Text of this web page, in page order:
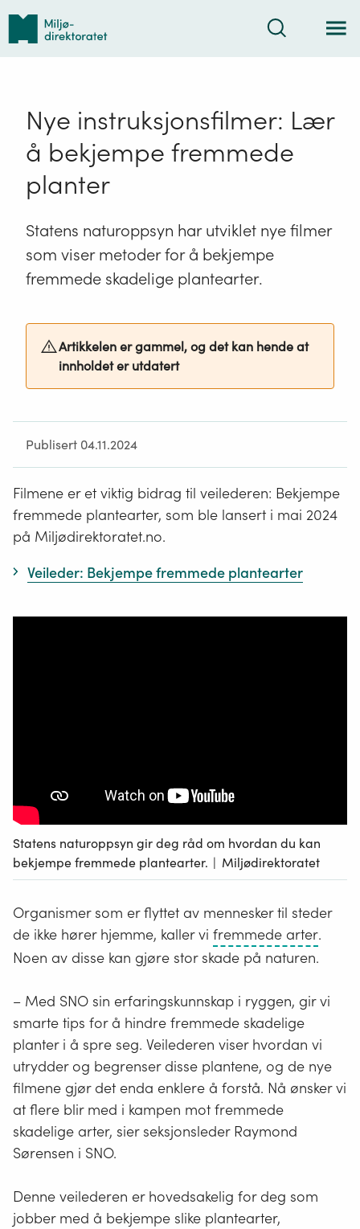
Tilbake
forsiden
Søk
Nye instruksjonsfilmer: Lær
å bekjempe fremmede
planter
Statens naturoppsyn har utviklet nye filmer
som viser metoder for å bekjempe
fremmede skadelige plantearter.
Artikkelen er gammel, og det kan hende at
innholdet er utdatert
Publisert 04.11.2024
Filmene er et viktig bidrag til veilederen: Bekjempe
fremmede plantearter, som ble lansert i mai 2024
på Miljødirektoratet.no.
Veileder: Bekjempe fremmede plantearter
Statens naturoppsyn gir deg råd om hvordan du kan
bekjempe fremmede plantearter. | Miljødirektoratet
Organismer som er flyttet av mennesker til steder
de ikke hører hjemme, kaller vi fremmede arter
arter
med
hjelp
.
Noen av disse kan gjøre stor skade på naturen.
– Med SNO sin erfaringskunnskap i ryggen, gir vi
smarte tips for å hindre fremmede skadelige
planter i å spre seg. Veilederen viser hvordan vi
utrydder og begrenser disse plantene, og de nye
filmene gjør det enda enklere å forstå. Nå ønsker vi
at flere blir med i kampen mot fremmede
skadelige arter, sier seksjonsleder Raymond
Sørensen i SNO.
Denne veilederen er hovedsakelig for deg som
jobber med å bekjempe slike plantearter,